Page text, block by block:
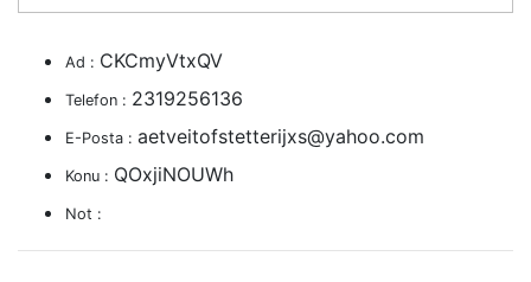
Ad : CKCmyVtxQV
Telefon : 2319256136
E-Posta : aetveitofstetterijxs@yahoo.com
Konu : QOxjiNOUWh
Not :